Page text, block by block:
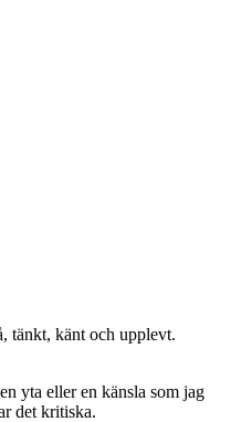
tänkt, känt och upplevt.
yta eller en känsla som jag
det kritiska.